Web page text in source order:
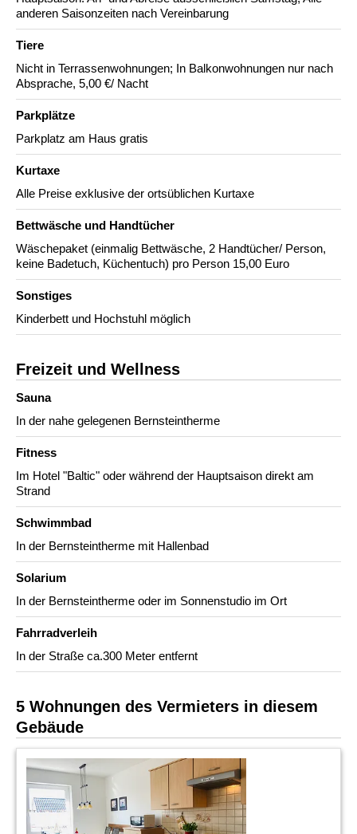
anderen Saisonzeiten nach Vereinbarung
Tiere
Nicht in Terrassenwohnungen; In Balkonwohnungen nur nach
Absprache, 5,00 €/ Nacht
Parkplätze
Parkplatz am Haus gratis
Kurtaxe
Alle Preise exklusive der ortsüblichen Kurtaxe
Bettwäsche und Handtücher
Wäschepaket (einmalig Bettwäsche, 2 Handtücher/ Person,
keine Badetuch, Küchentuch) pro Person 15,00 Euro
Sonstiges
Kinderbett und Hochstuhl möglich
Freizeit und Wellness
Sauna
In der nahe gelegenen Bernsteintherme
Fitness
Im Hotel "Baltic" oder während der Hauptsaison direkt am
Strand
Schwimmbad
In der Bernsteintherme mit Hallenbad
Solarium
In der Bernsteintherme oder im Sonnenstudio im Ort
Fahrradverleih
In der Straße ca.300 Meter entfernt
5 Wohnungen des Vermieters in diesem
Gebäude